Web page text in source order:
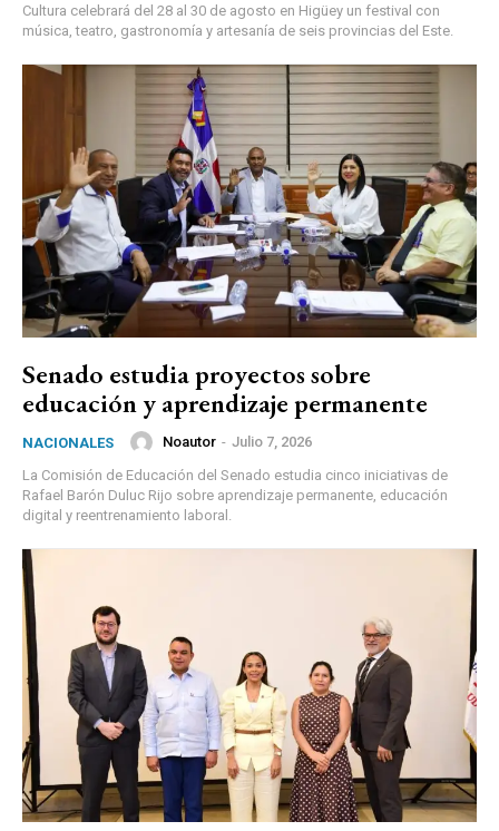
Cultura celebrará del 28 al 30 de agosto en Higüey un festival con
música, teatro, gastronomía y artesanía de seis provincias del Este.
Senado estudia proyectos sobre
educación y aprendizaje permanente
NACIONALES Noautor - Julio 7, 2026
La Comisión de Educación del Senado estudia cinco iniciativas de
Rafael Barón Duluc Rijo sobre aprendizaje permanente, educación
digital y reentrenamiento laboral.